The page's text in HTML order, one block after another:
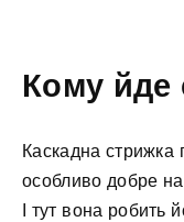
Кому йде
Каскадна стрижка
особливо добре
І тут вона робить